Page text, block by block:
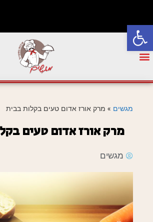
פתח סרגל נגישות
מגשים » מרק אורז אדום טעים בקלות בבית
מרק אורז אדום טעים
מגשים